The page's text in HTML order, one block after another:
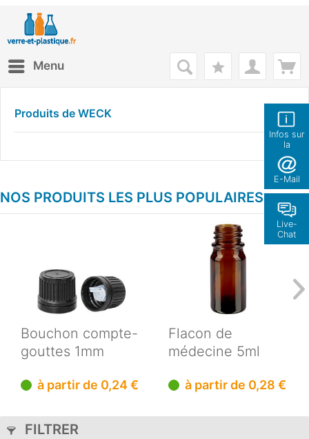
Infos sur
la
boutique
E-Mail
Live-
Chat
Menu
Produits de WECK
NOS PRODUITS LES PLUS POPULAIRES
Bouchon compte-
gouttes 1mm
18mm...
à partir de 0,24 €
Flacon de
médecine 5ml
à partir de 0,28 €
FILTRER